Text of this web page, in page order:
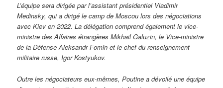
L’équipe sera dirigée par l’assistant présidentiel Vladimir
Medinsky, qui a dirigé le camp de Moscou lors des négociations
avec Kiev en 2022. La délégation comprend également le vice-
ministre des Affaires étrangères Mikhail Galuzin, le Vice-ministre
de la Défense Aleksandr Fomin et le chef du renseignement
militaire russe, Igor Kostyukov.
Outre les négociateurs eux-mêmes, Poutine a dévoilé une équipe